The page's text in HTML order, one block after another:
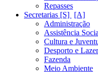
Repasses
Secretarias [S]
Administração
Assistência
Cultura e
Desporto e Lazer
Fazenda
Meio Ambiente